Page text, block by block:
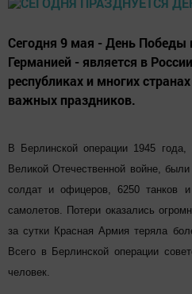
Сегодня 9 мая - День Победы
Германией - является в
республиках и многих
важных праздников.
В Берлинской операции 1945
Великой Отечественной войне,
солдат и офицеров, 6250 танков
самолетов. Потери оказались
за сутки Красная Армия теряла
Всего в Берлинской операции
человек.